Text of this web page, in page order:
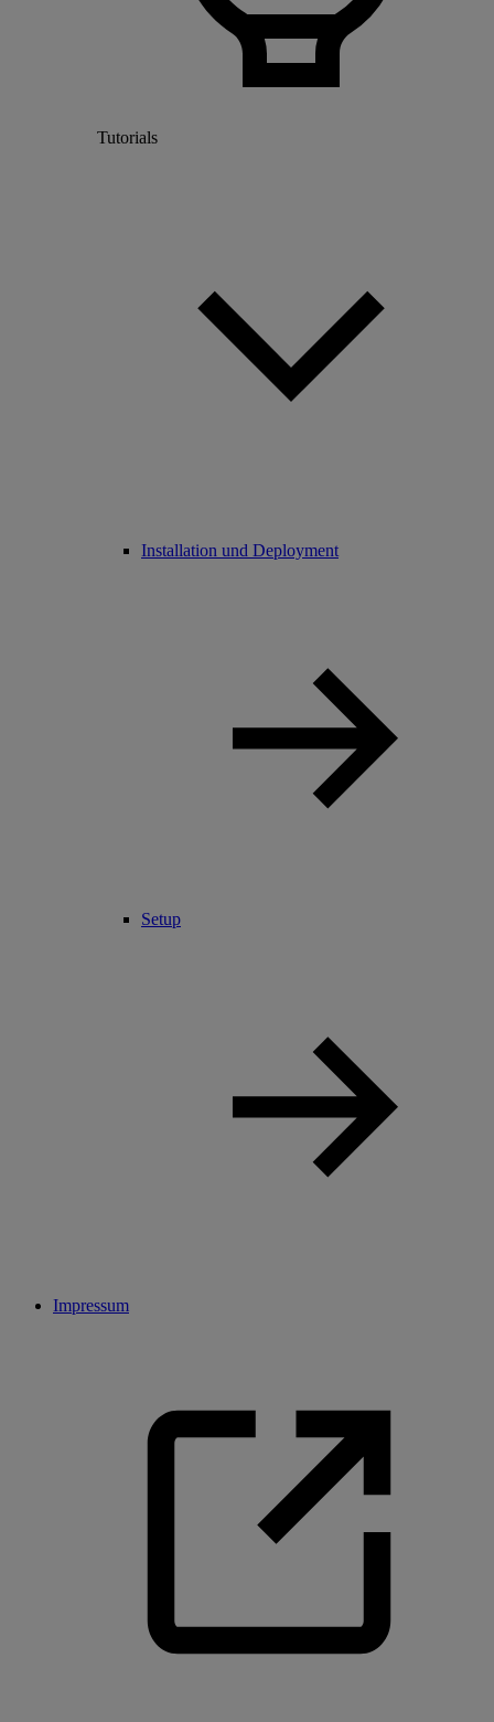
Tutorials
Installation und Deployment
Setup
Impressum